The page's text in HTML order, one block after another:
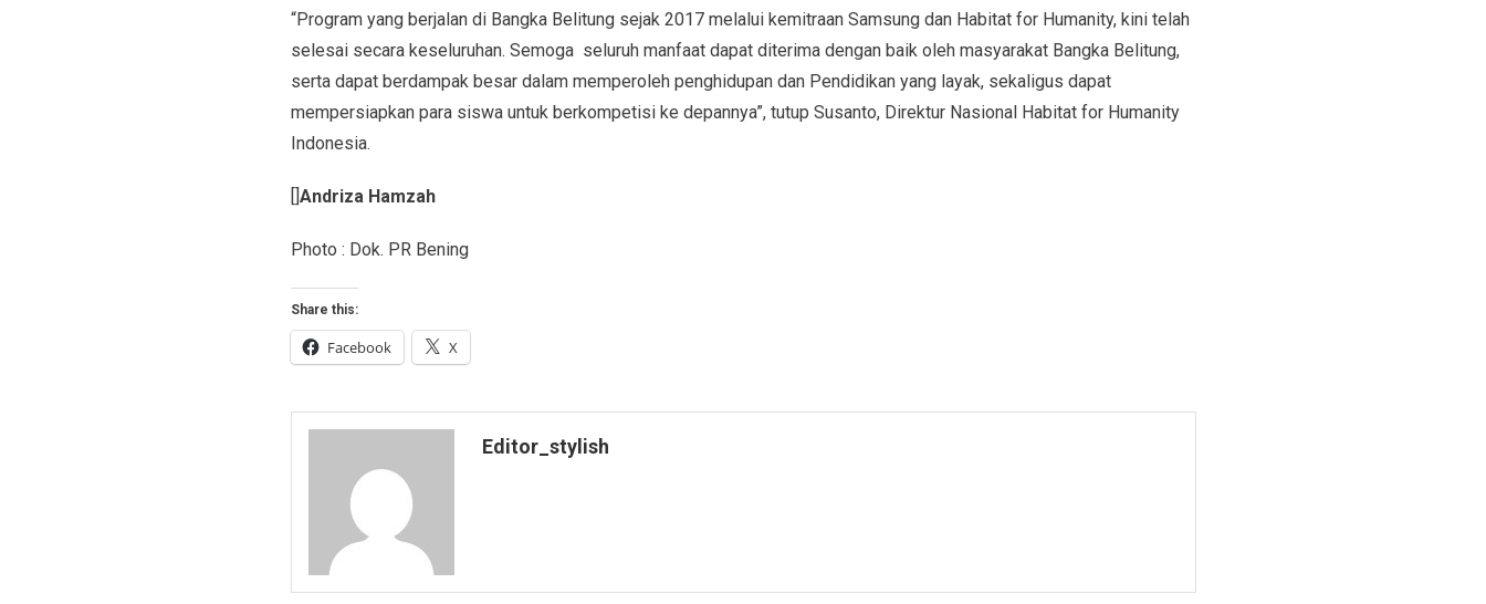
“Program yang berjalan di Bangka Belitung sejak 2017 melalui kemitraan Samsung dan Habitat for Humanity, kini telah
selesai secara keseluruhan. Semoga seluruh manfaat dapat diterima dengan baik oleh masyarakat Bangka Belitung,
serta dapat berdampak besar dalam memperoleh penghidupan dan Pendidikan yang layak, sekaligus dapat
mempersiapkan para siswa untuk berkompetisi ke depannya”, tutup Susanto, Direktur Nasional Habitat for Humanity
Indonesia.
[]Andriza Hamzah
Photo : Dok. PR Bening
Share this:
Facebook X
Editor_stylish